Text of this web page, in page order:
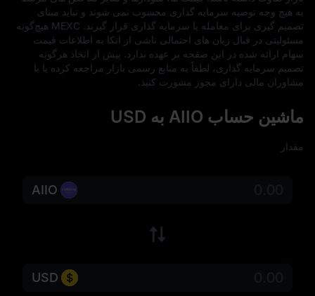
مشاوران مالی دارای مجوز مشورت کنید.
ماشین حساب AIIO به USD
مقدار
AIIO
USD